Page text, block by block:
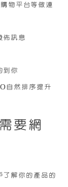
物平台等做連
佈訊息
到你
自然排序提升
要網
了解你的產品的